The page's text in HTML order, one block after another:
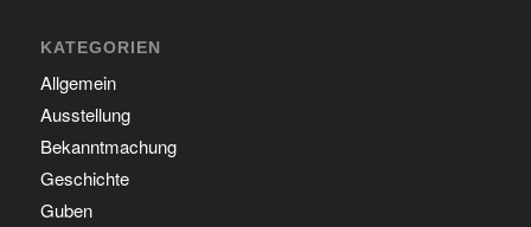
KATEGORIEN
Allgemein
Ausstellung
Bekanntmachung
Geschichte
Guben